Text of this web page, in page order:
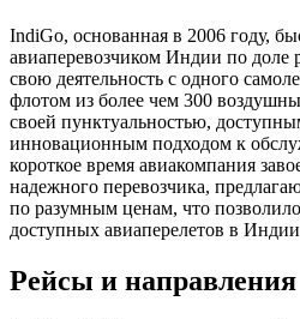
IndiGo, основанная в 2006 году,
авиаперевозчиком Индии по доле
свою деятельность с одного
флотом из более чем 300
своей пунктуальностью,
инновационным подходом к
короткое время авиакомпания
надежного перевозчика,
по разумным ценам, что
доступных авиаперелетов в
Рейсы и направления